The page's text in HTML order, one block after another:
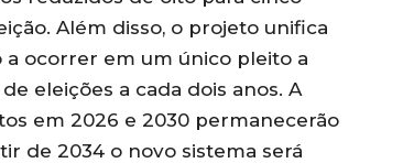
Além disso, o projeto unifica
a ocorrer em um único pleito a
eleições a cada dois anos. A
em 2026 e 2030 permanecerão
de 2034 o novo sistema será